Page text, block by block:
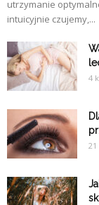
utrzymanie
intuicyjnie czujemy,...
4
21